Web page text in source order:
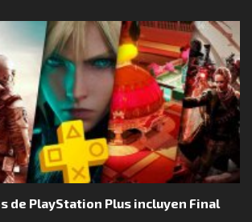
de PlayStation Plus incluyen Final